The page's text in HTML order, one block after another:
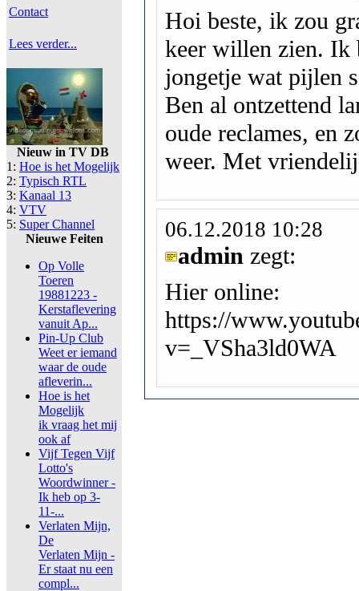
Contact
Lees verder...
Nieuw in TV DB
1: Hoe is het Mogelijk
2: Typisch RTL
3: Kanaal 13
4: VTV
5: Super Channel
Nieuwe Feiten
Op Volle
Toeren
19881223 -
Kerstaflevering
vanuit Ap...
Pin-Up Club
Weet er iemand
waar de oude
afleverin...
Hoe is het
Mogelijk
ik vraag het mij
ook af
Vijf Tegen Vijf
Lotto's
Woordwinner -
Ik heb op 3-
11-...
Verlaten Mijn,
De
Verlaten Mijn -
Er staat nu een
compl...
Hoi beste, ik zou
keer willen zien. Ik
jongetje wat pijlen
Ben al ontzettend
oude reclames, en
weer. Met
06.12.2018 10:28
admin zegt:
Hier online:
https://
v=_VSha3ld0WA